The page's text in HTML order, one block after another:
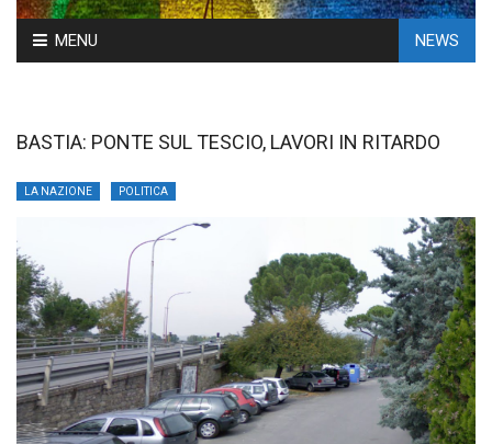
Skip
to
MENU NEWS
BASTIA: PONTE SUL TESCIO, LAVORI IN RITARDO
LA NAZIONE POLITICA